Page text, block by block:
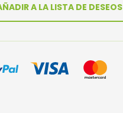
A LA LISTA DE DESEOS